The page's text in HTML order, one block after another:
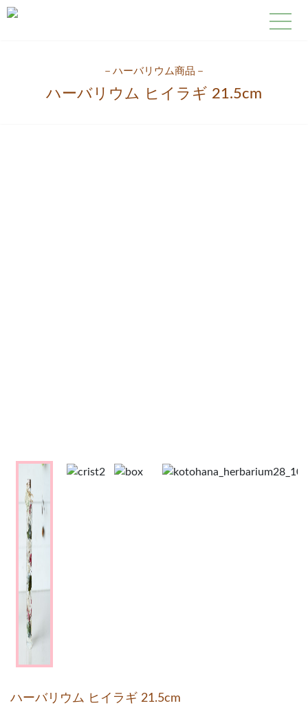
－ ハーバリウム商品－
ハーバリウム ヒイラギ 21.5cm
ハーバリウム ヒイラギ 21.5cm